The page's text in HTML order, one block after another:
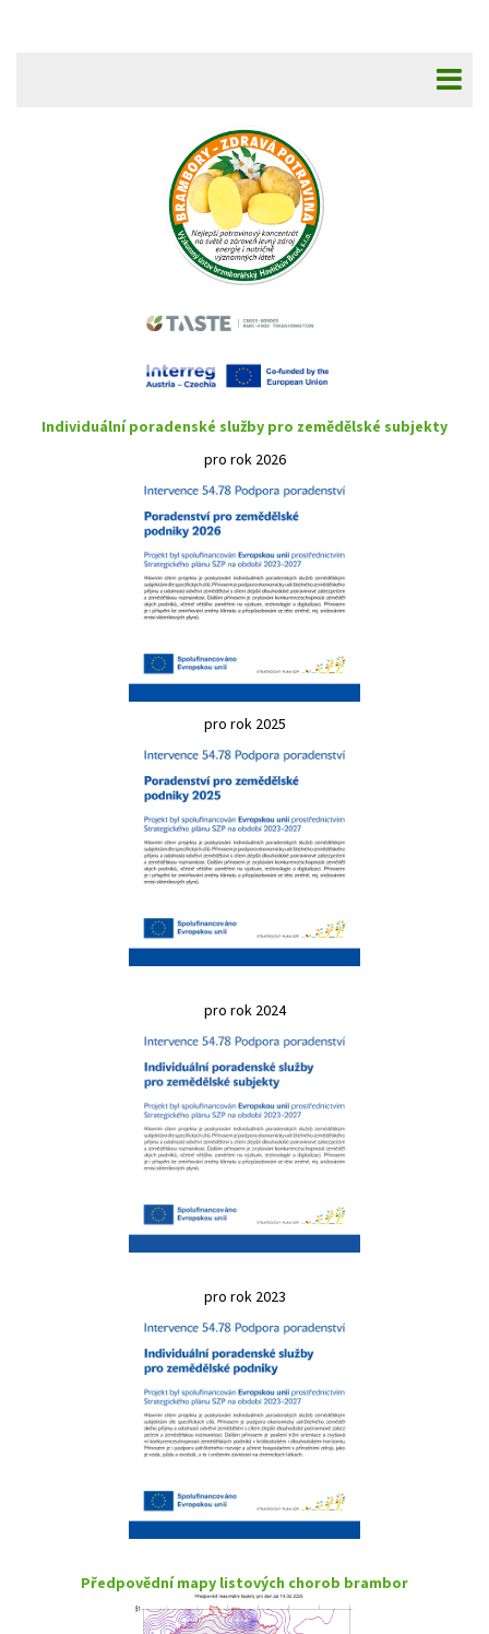
Individuální poradenské služby pro zemědělské subjekty
pro rok 2026
pro rok 2025
pro rok 2024
pro rok 2023
Předpovědní mapy listových chorob brambor